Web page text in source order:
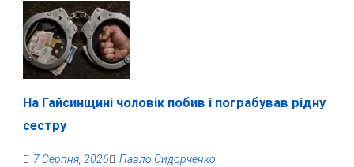
На Гайсинщині чоловік побив і пограбував рідну
сестру
7 Серпня, 2026 Павло Сидорченко